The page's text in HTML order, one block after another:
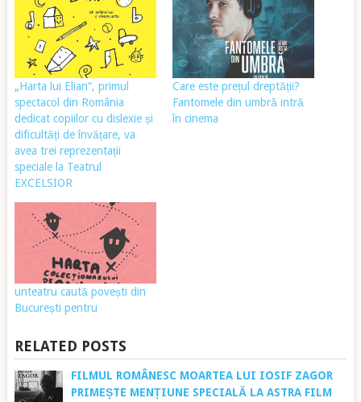
„Harta lui Elian”, primul
spectacol din România
dedicat copiilor cu dislexie și
dificultăți de învățare, va
avea trei reprezentații
speciale la Teatrul
EXCELSIOR
Care este prețul dreptății?
Fantomele din umbră intră
în cinema
unteatru caută povești din
București pentru
RELATED POSTS
FILMUL ROMÂNESC MOARTEA LUI IOSIF ZAGOR
PRIMEȘTE MENȚIUNE SPECIALĂ LA ASTRA FILM